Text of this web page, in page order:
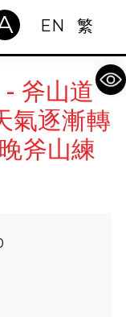
EN 繁
斧山道
氣逐漸轉
斧山練